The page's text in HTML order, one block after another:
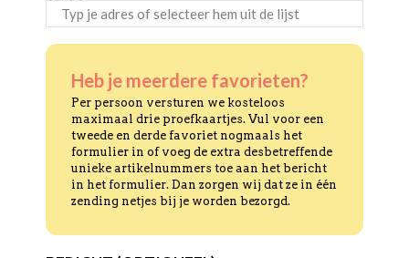
+
HUISNUMMER
Heb je meerdere favorieten?
Per persoon versturen we kosteloos
maximaal drie proefkaartjes. Vul voor een
tweede en derde favoriet nogmaals het
formulier in of voeg de extra desbetreffende
unieke artikelnummers toe aan het bericht
in het formulier. Dan zorgen wij dat ze in één
zending netjes bij je worden bezorgd.